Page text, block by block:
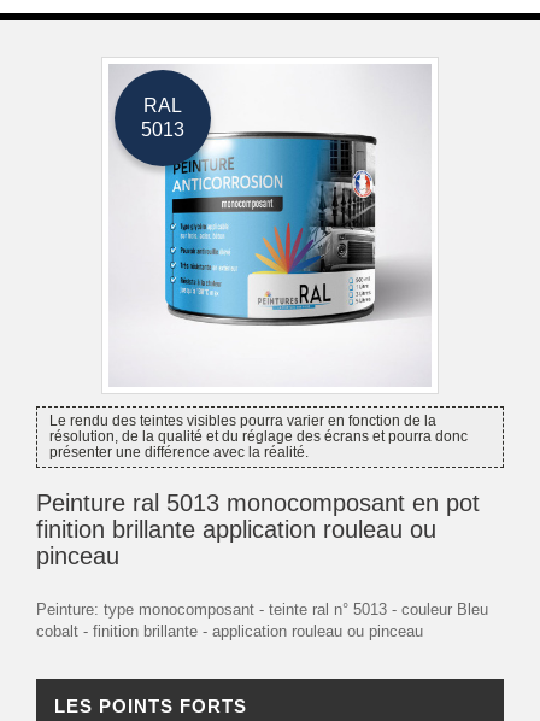
RAL
5013
Le rendu des teintes visibles pourra varier en fonction de la
résolution, de la qualité et du réglage des écrans et pourra donc
présenter une différence avec la réalité.
Peinture ral 5013 monocomposant en pot
finition brillante application rouleau ou
pinceau
Peinture: type monocomposant - teinte ral n° 5013 - couleur Bleu
cobalt - finition brillante - application rouleau ou pinceau
LES POINTS FORTS